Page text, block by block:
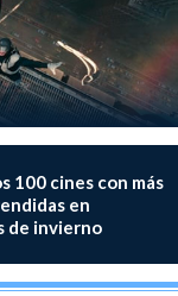
100 cines con más
en
de invierno